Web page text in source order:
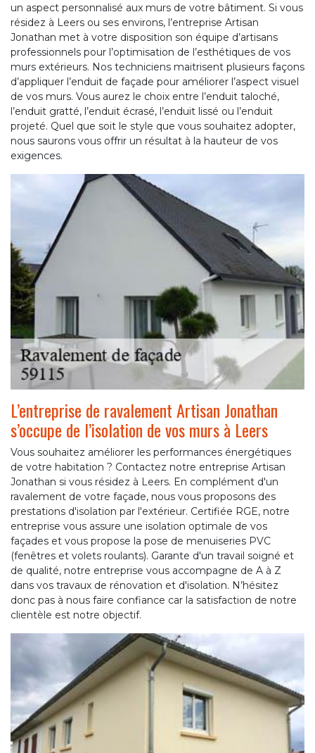
un aspect personnalisé aux murs de votre bâtiment. Si vous
résidez à Leers ou ses environs, l’entreprise Artisan
Jonathan met à votre disposition son équipe d’artisans
professionnels pour l’optimisation de l’esthétiques de vos
murs extérieurs. Nos techniciens maitrisent plusieurs façons
d’appliquer l’enduit de façade pour améliorer l’aspect visuel
de vos murs. Vous aurez le choix entre l’enduit taloché,
l’enduit gratté, l’enduit écrasé, l’enduit lissé ou l’enduit
projeté. Quel que soit le style que vous souhaitez adopter,
nous saurons vous offrir un résultat à la hauteur de vos
exigences.
L’entreprise de ravalement Artisan Jonathan
s’occupe de l’isolation de vos murs à Leers
Vous souhaitez améliorer les performances énergétiques
de votre habitation ? Contactez notre entreprise Artisan
Jonathan si vous résidez à Leers. En complément d'un
ravalement de votre façade, nous vous proposons des
prestations d'isolation par l'extérieur. Certifiée RGE, notre
entreprise vous assure une isolation optimale de vos
façades et vous propose la pose de menuiseries PVC
(fenêtres et volets roulants). Garante d'un travail soigné et
de qualité, notre entreprise vous accompagne de A à Z
dans vos travaux de rénovation et d'isolation. N’hésitez
donc pas à nous faire confiance car la satisfaction de notre
clientèle est notre objectif.